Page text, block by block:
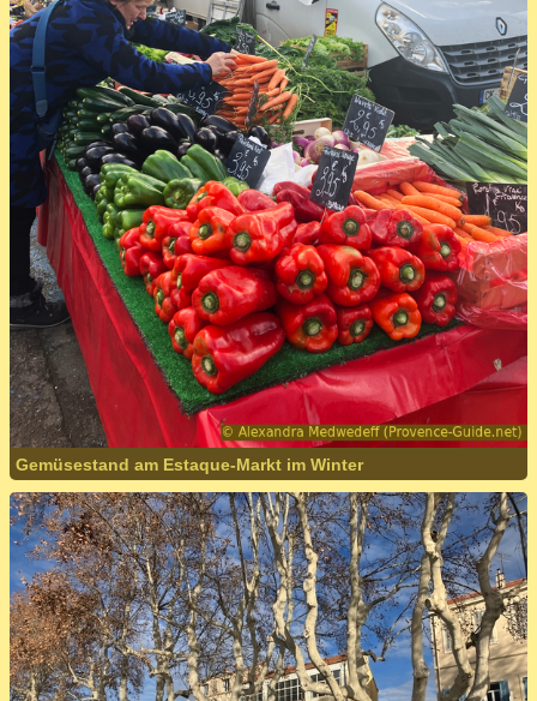
Gemüsestand am Estaque-Markt im Winter